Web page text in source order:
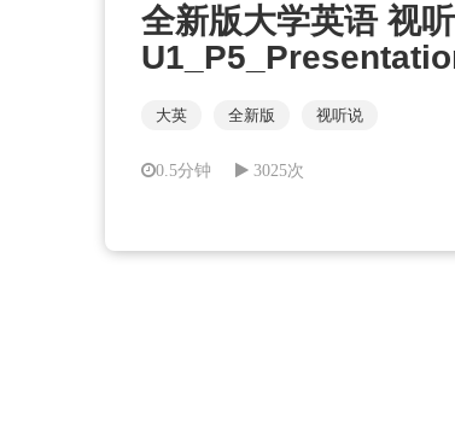
全新版大学英语 视
大英 全新版 视听说
0.5分钟 3025次